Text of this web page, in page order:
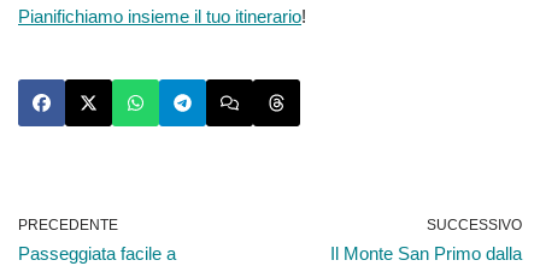
Pianifichiamo insieme il tuo itinerario!
PRECEDENTE
Passeggiata facile a
SUCCESSIVO
Il Monte San Primo dalla